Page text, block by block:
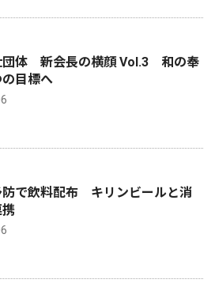
団体 新会長の横顔 Vol.3 和の奉
目標へ
防で飲料配布 キリンビールと消
携